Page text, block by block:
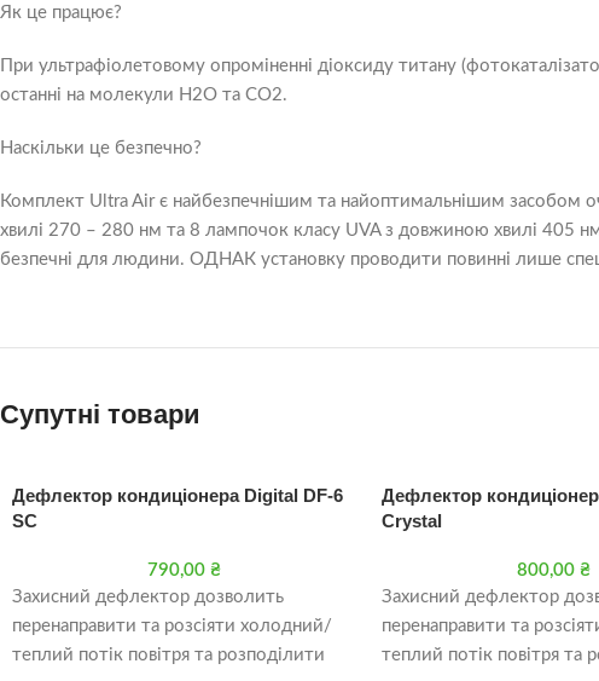
Як це працює?
При ультрафіолетовому опроміненні діоксиду титану
останні на молекули Н2О та СО2.
Наскільки це безпечно?
Комплект Ultra Air є найбезпечнішим та найоптимальнішим засобом
хвилі 270 – 280 нм та 8 лампочок класу UVA з довжиною хвилі 405
безпечні для людини. ОДНАК установку проводити повинні лише
Супутні товари
Дефлектор кондиціонера Digital DF-6
SC
790,00₴
Захисний дефлектор дозволить
перенаправити та розсіяти холодний/
теплий потік повітря та розподілити
Дефлектор
Crystal
800,00 ₴
Захисний дефлектор
перенаправити та
теплий потік повітря та